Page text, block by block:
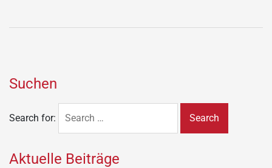
Suchen
Search for:
Aktuelle Beiträge